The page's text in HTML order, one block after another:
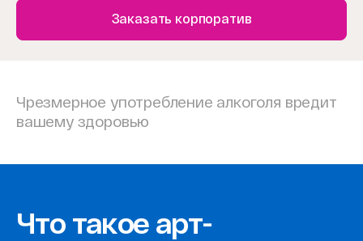
Заказать корпоратив
Чрезмерное употребление алкоголя вредит
вашему здоровью
Что такое арт-